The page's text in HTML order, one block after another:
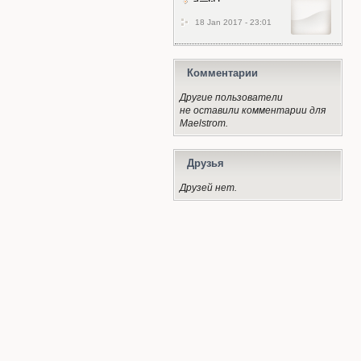
18 Jan 2017 - 23:01
Комментарии
Другие пользователи
не оставили комментарии для
Maelstrom.
Друзья
Друзей нет.